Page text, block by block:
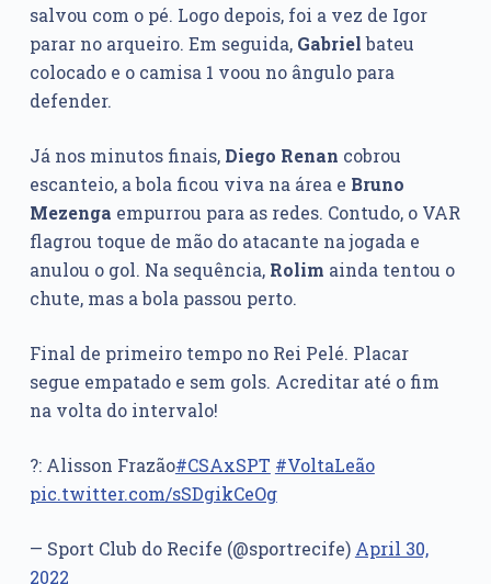
salvou com o pé. Logo depois, foi a vez de Igor
parar no arqueiro. Em seguida, Gabrielbateu
colocado e o camisa 1 voou no ângulo para
defender.
Já nos minutos finais, Diego Renan cobrou
escanteio, a bola ficou viva na área e Bruno
Mezenga empurrou para as redes. Contudo, o VAR
flagrou toque de mão do atacante na jogada e
anulou o gol. Na sequência, Rolim ainda tentou o
chute, mas a bola passou perto.
Final de primeiro tempo no Rei Pelé. Placar
segue empatado e sem gols. Acreditar até o fim
na volta do intervalo!
?: Alisson Frazão#CSAxSPT #VoltaLeão
pic.twitter.com/sSDgikCeOg
— Sport Club do Recife (@sportrecife) April 30,
2022